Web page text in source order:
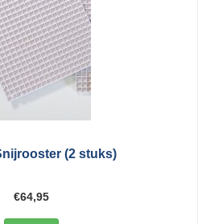
(2 stuks)
€64,95